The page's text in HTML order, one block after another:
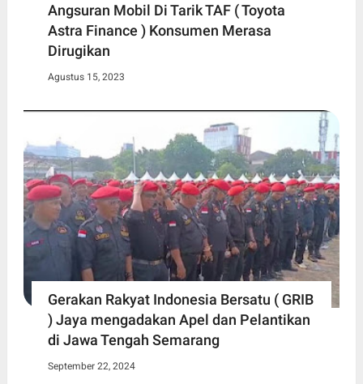
Angsuran Mobil Di Tarik TAF ( Toyota
Astra Finance ) Konsumen Merasa
Dirugikan
Agustus 15, 2023
Gerakan Rakyat Indonesia Bersatu ( GRIB
) Jaya mengadakan Apel dan Pelantikan
di Jawa Tengah Semarang
September 22, 2024